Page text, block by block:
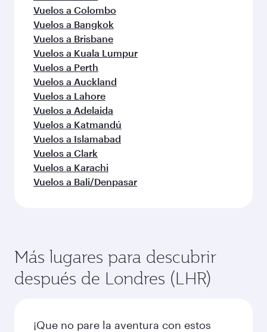
Vuelos a Colombo
Vuelos a Bangkok
Vuelos a Brisbane
Vuelos a Kuala Lumpur
Vuelos a Perth
Vuelos a Auckland
Vuelos a Lahore
Vuelos a Adelaida
Vuelos a Katmandú
Vuelos a Islamabad
Vuelos a Clark
Vuelos a Karachi
Vuelos a Bali/Denpasar
Más lugares para descubrir
después de Londres (LHR)
¡Que no pare la aventura con estos